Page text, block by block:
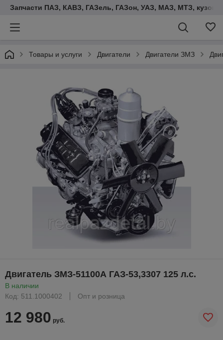
Запчасти ПАЗ, КАВЗ, ГАЗель, ГАЗон, УАЗ, МАЗ, МТЗ,
Товары и услуги Двигатели Двигатели ЗМЗ
Двигатель ЗМЗ-51100А ГАЗ-53,3307 125 л.с.
В наличии
Код: 511.1000402
Опт и розница
12 980 руб.